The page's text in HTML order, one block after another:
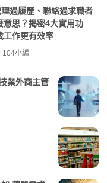
過履歷、聯絡過求職者
意思？揭密4大實用功
工作更有效率
104小編
業外商主管